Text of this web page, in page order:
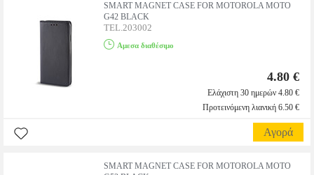
SMART MAGNET CASE FOR MOTOROLA MOTO
G42 BLACK
TEL.203002
Αμεσα διαθέσιμο
4.80 €
Ελάχιστη 30 ημερών 4.80 €
Προτεινόμενη λιανική 6.50 €
Αγορά
SMART MAGNET CASE FOR MOTOROLA MOTO